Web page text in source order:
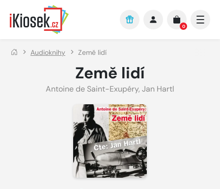
Přejít na hlavní obsah
0
Audioknihy Země lidí
Země lidí
Antoine de Saint-Exupéry, Jan Hartl